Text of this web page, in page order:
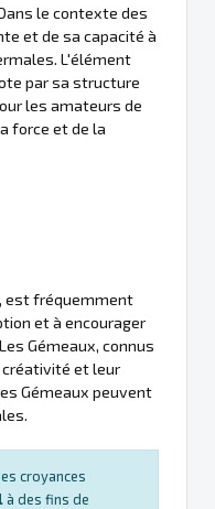
le contexte des
et de sa capacité à
L'élément
par sa structure
les amateurs de
force et de la
est fréquemment
et à encourager
Gémeaux, connus
et leur
Gémeaux peuvent
croyances
à des fins de